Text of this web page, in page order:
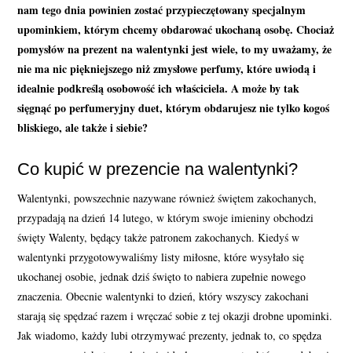
nam tego dnia powinien zostać przypieczętowany specjalnym
upominkiem, którym chcemy obdarować ukochaną osobę. Chociaż
pomysłów na prezent na walentynki jest wiele, to my uważamy, że
nie ma nic piękniejszego niż zmysłowe perfumy, które uwiodą i
idealnie podkreślą osobowość ich właściciela. A może by tak
sięgnąć po perfumeryjny duet, którym obdarujesz nie tylko kogoś
bliskiego, ale także i siebie?
Co kupić w prezencie na walentynki?
Walentynki, powszechnie nazywane również świętem zakochanych,
przypadają na dzień 14 lutego, w którym swoje imieniny obchodzi
święty Walenty, będący także patronem zakochanych. Kiedyś w
walentynki przygotowywaliśmy listy miłosne, które wysyłało się
ukochanej osobie, jednak dziś święto to nabiera zupełnie nowego
znaczenia. Obecnie walentynki to dzień, który wszyscy zakochani
starają się spędzać razem i wręczać sobie z tej okazji drobne upominki.
Jak wiadomo, każdy lubi otrzymywać prezenty, jednak to, co spędza